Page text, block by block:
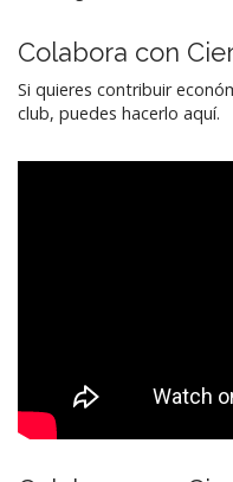
Colabora con
Si quieres contribuir
club, puedes hacerlo aquí.